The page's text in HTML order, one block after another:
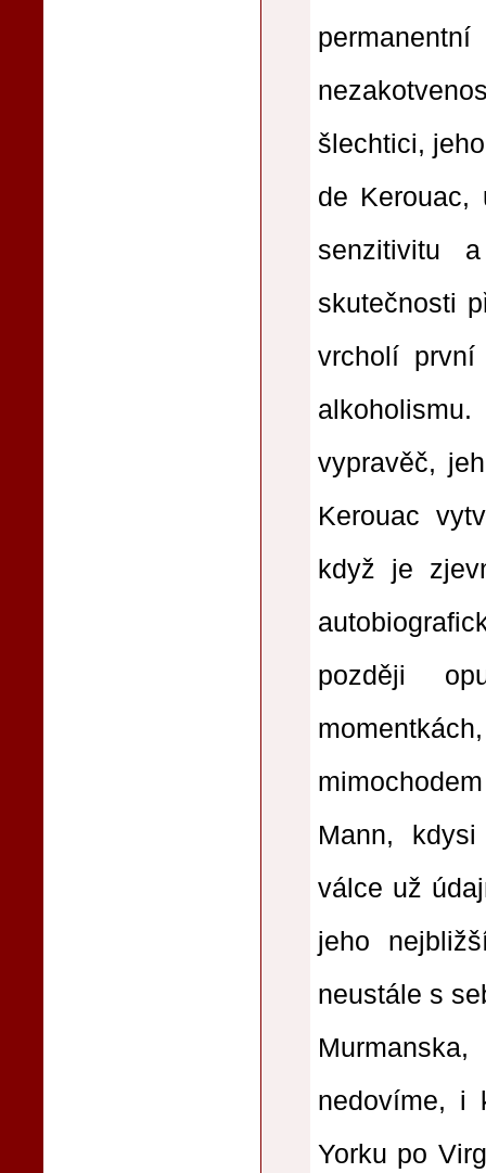
šlechtici,
de Kerouac,
senzitivitu
skutečnosti
vrcholí
vypravěč,
Kerouac
když je
později
Mann,
válce už
jeho
neustále s
nedovíme, i
Yorku po